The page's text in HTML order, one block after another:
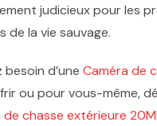
judicieux pour les
de la vie sauvage.
besoin d’uneCaméra de
ou pour vous-même,
de chasse extérieure